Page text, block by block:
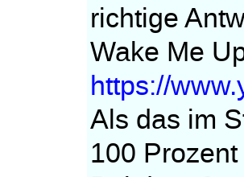
richtige
Wake Me
https://
Als das im
100